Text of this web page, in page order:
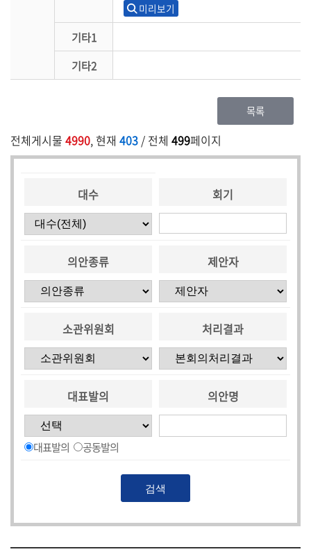
미리보기
기타1
기타2
목록
전체게시물 4990, 현재 403 / 전체 499페이지
대수 회기
의안종류 제안자
소관위원회 처리결과
대표발의
대표발의 공동발의
의안명